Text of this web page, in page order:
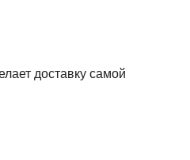
доставку самой